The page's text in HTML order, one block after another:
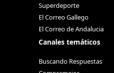
Superdeporte
El Correo Gallego
El Correo de Andalucia
Canales temáticos
Buscando Respuestas